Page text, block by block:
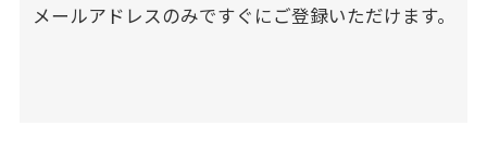
メールアドレスのみですぐにご登録いただけます。